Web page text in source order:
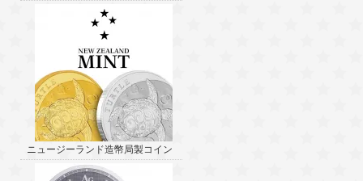
ニュージーランド造幣局製コイン